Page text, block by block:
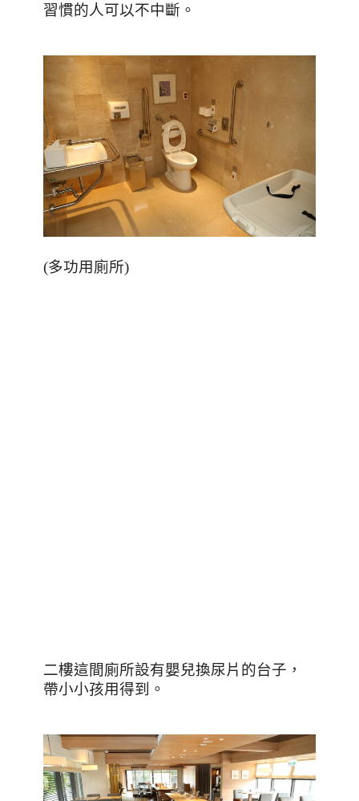
習慣的人可以不中斷。
(多功用廁所)
二樓這間廁所設有嬰兒換尿片的台子，
帶小小孩用得到。